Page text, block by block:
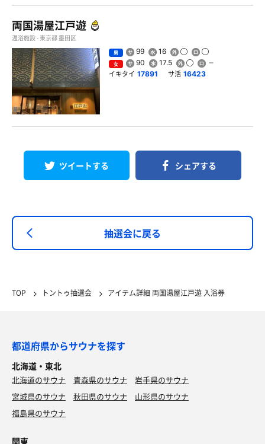
両国湯屋江戸遊
温浴施設 - 東京都 墨田区
男 99 16
女 90 17.5
イキタイ 17891 サ活 16423
ツイートする シェアする
抽選会に戻る
TOP トントゥ抽選会 アイテム詳細 両国湯屋江戸遊 入浴券
都道府県からサウナを探す
北海道・東北
北海道のサウナ 青森県のサウナ
岩手県のサウナ
宮城県のサウナ
秋田県のサウナ
山形県のサウナ
福島県のサウナ
関東